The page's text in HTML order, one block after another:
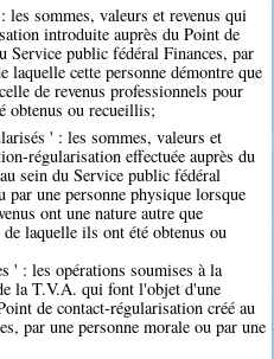
les sommes, valeurs et revenus qui
introduite auprès du Point de
Service public fédéral Finances, par
laquelle cette personne démontre que
de revenus professionnels pour
obtenus ou recueillis;
' : les sommes, valeurs et
régularisation effectuée auprès du
sein du Service public fédéral
par une personne physique lorsque
ont une nature autre que
laquelle ils ont été obtenus ou
' : les opérations soumises à la
la T.V.A. qui font l'objet d'une
de contact-régularisation créé au
par une personne morale ou par une